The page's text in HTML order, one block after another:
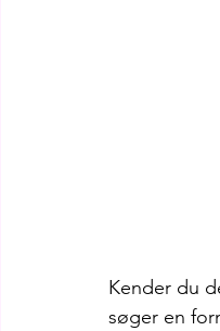
Kender du
søger en